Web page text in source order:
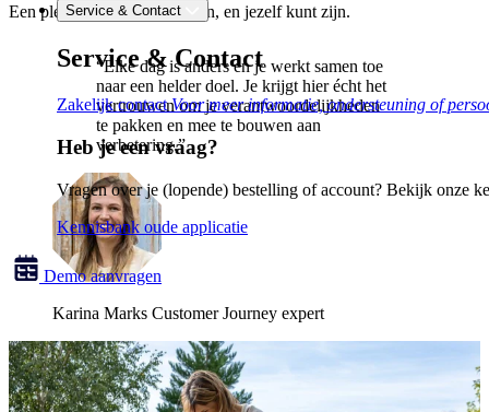
Service & Contact
Service & Contact
Zakelijk contactVoor meer informatie, ondersteuning of
Heb je een vraag?
Vragen over je (lopende) bestelling of account? Bekijk onze
Kennisbank oude applicatie
Demo aanvragen
Een plek waar je kunt groeien, en jezelf kunt zijn.
“Elke dag is anders en je werkt samen toe
naar een helder doel. Je krijgt hier écht het
vertrouwen om je verantwoordelijkheden
te pakken en mee te bouwen aan
verbetering.”
Karina Marks Customer Journey expert